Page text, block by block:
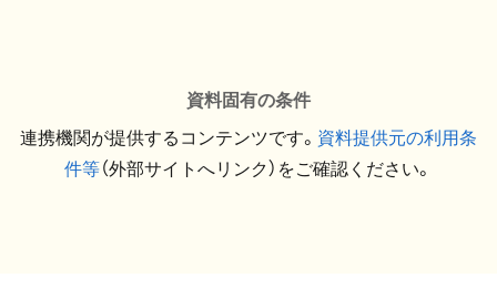
資料固有の条件
連携機関が提供するコンテンツです。 資料提供元の利用条
件等（外部サイトへリンク）をご確認ください。